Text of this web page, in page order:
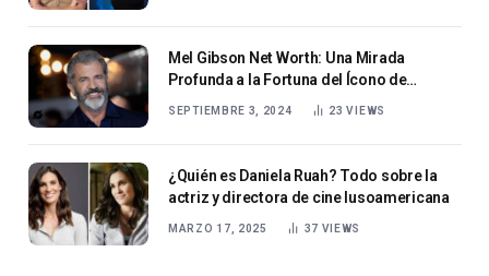
Mel Gibson Net Worth: Una Mirada
Profunda a la Fortuna del Ícono de
SEPTIEMBRE 3, 2024 23VIEWS
¿Quién es Daniela Ruah? Todo sobre la
actriz y directora de cine lusoamericana
MARZO 17, 2025 37 VIEWS